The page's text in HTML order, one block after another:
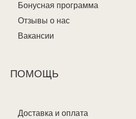
Бонусная программа
Отзывы о нас
Вакансии
ПОМОЩЬ
Доставка и оплата